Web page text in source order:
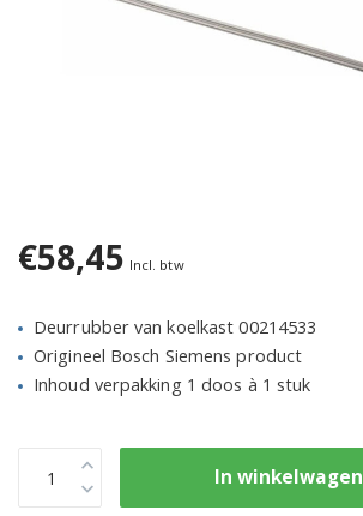
€58,45 Incl. btw
Deurrubber van koelkast 00214533
Origineel Bosch Siemens product
Inhoud verpakking 1 doos à 1 stuk
In winkelwagen